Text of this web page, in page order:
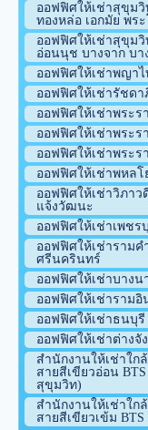
ออฟฟิศให้เช่าสุขุมวิ
ทองหล่อ เอกมัย พร
ออฟฟิศให้เช่าสุขุมวิ
อ่อนนุช บางจาก บา
ออฟฟิศให้เช่าพญาไ
ออฟฟิศให้เช่ารัชดา
ออฟฟิศให้เช่าพระร
ออฟฟิศให้เช่าพระร
ออฟฟิศให้เช่าพระร
ออฟฟิศให้เช่าพหล
ออฟฟิศให้เช่าวิภาว
แจ้งวัฒนะ
ออฟฟิศให้เช่าเพชร
ออฟฟิศให้เช่ารามค
ศรีนครินทร์
ออฟฟิศให้เช่าบางน
ออฟฟิศให้เช่ารามอิ
ออฟฟิศให้เช่าธนบุรี
ออฟฟิศให้เช่าต่างจั
สำนักงานให้เช่าใก
สายสีเขียวอ่อน
สุขุมวิท)
สำนักงานให้เช่าใก
สายสีเขียวเข้ม